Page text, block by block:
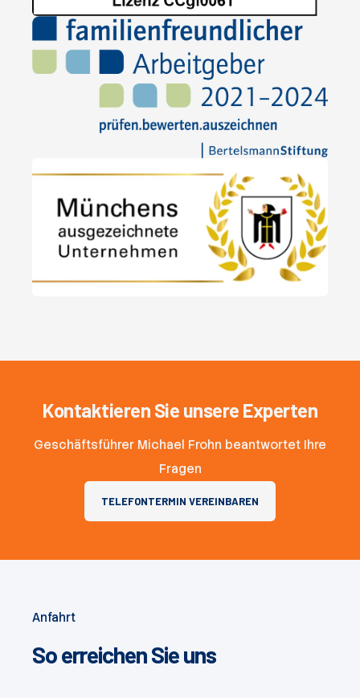
Kontaktieren Sie unsere Experten
Geschäftsführer Michael Frohn beantwortet Ihre
Fragen
TELEFONTERMIN VEREINBAREN
Anfahrt
So erreichen Sie uns